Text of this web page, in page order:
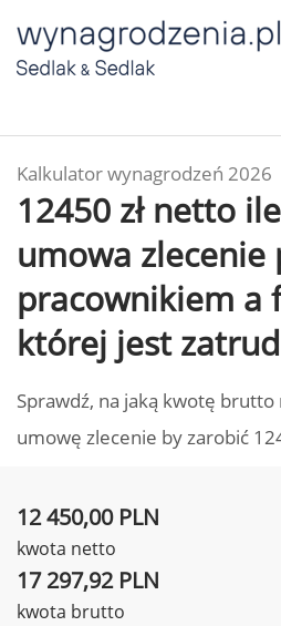
Kalkulator wynagrodzeń 2026
12450 zł netto
umowa zlecenie
pracownikiem a
której jest
Sprawdź, na jaką kwotę brutto
umowę zlecenie by zarobić
12 450,00 PLN
kwota netto
17 297,92 PLN
kwota brutto